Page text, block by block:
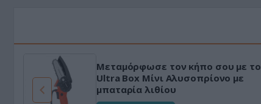
Μεταμόρφωσε τον κήπο σου με το
Ultra Box Μίνι Αλυσοπρίονο με
μπαταρία λιθίου